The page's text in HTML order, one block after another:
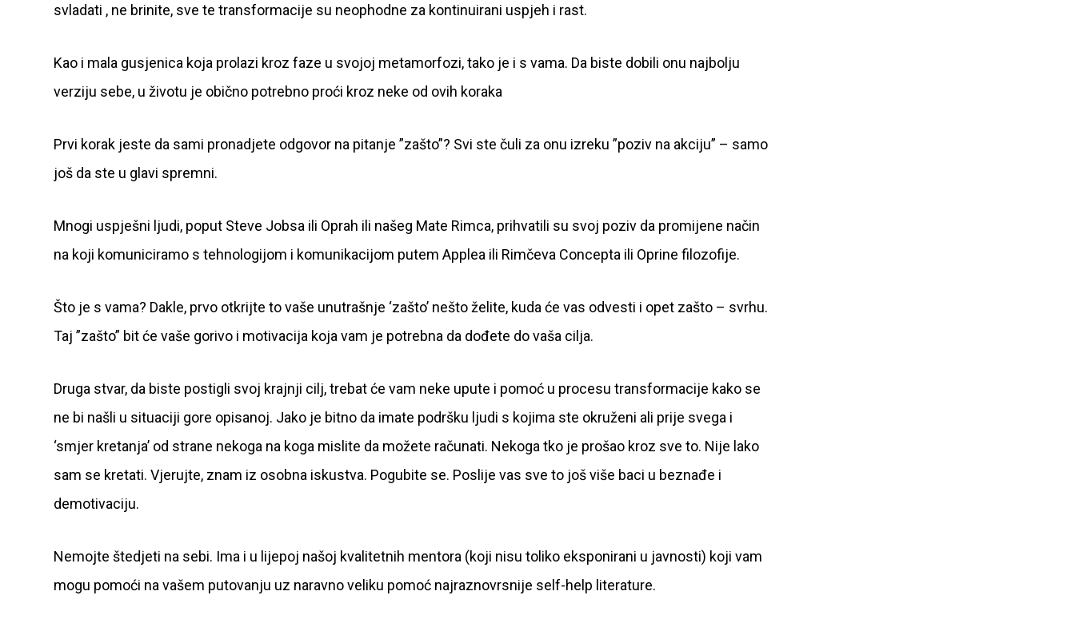
svladati , ne brinite, sve te transformacije su neophodne za kontinuirani uspjeh i rast.
Kao i mala gusjenica koja prolazi kroz faze u svojoj metamorfozi, tako je i s vama. Da biste dobili onu najbolju
verziju sebe, u životu je obično potrebno proći kroz neke od ovih koraka
Prvi korak jeste da sami pronadjete odgovor na pitanje ”zašto”? Svi ste čuli za onu izreku ”poziv na akciju” – samo
još da ste u glavi spremni.
Mnogi uspješni ljudi, poput Steve Jobsa ili Oprah ili našeg Mate Rimca, prihvatili su svoj poziv da promijene način
na koji komuniciramo s tehnologijom i komunikacijom putem Applea ili Rimčeva Concepta ili Oprine filozofije.
Što je s vama? Dakle, prvo otkrijte to vaše unutrašnje ‘zašto’ nešto želite, kuda će vas odvesti i opet zašto – svrhu.
Taj ”zašto” bit će vaše gorivo i motivacija koja vam je potrebna da dođete do vaša cilja.
Druga stvar, da biste postigli svoj krajnji cilj, trebat će vam neke upute i pomoć u procesu transformacije kako se
ne bi našli u situaciji gore opisanoj. Jako je bitno da imate podršku ljudi s kojima ste okruženi ali prije svega i
‘smjer kretanja’ od strane nekoga na koga mislite da možete računati. Nekoga tko je prošao kroz sve to. Nije lako
sam se kretati. Vjerujte, znam iz osobna iskustva. Pogubite se. Poslije vas sve to još više baci u beznađe i
demotivaciju.
Nemojte štedjeti na sebi. Ima i u lijepoj našoj kvalitetnih mentora (koji nisu toliko eksponirani u javnosti) koji vam
mogu pomoći na vašem putovanju uz naravno veliku pomoć najraznovrsnije self-help literature.